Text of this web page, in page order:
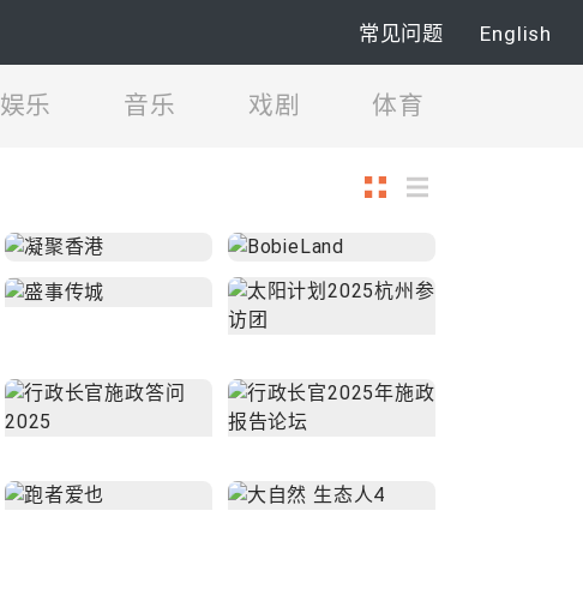
常见问题 English
娱乐 音乐 戏剧 体育